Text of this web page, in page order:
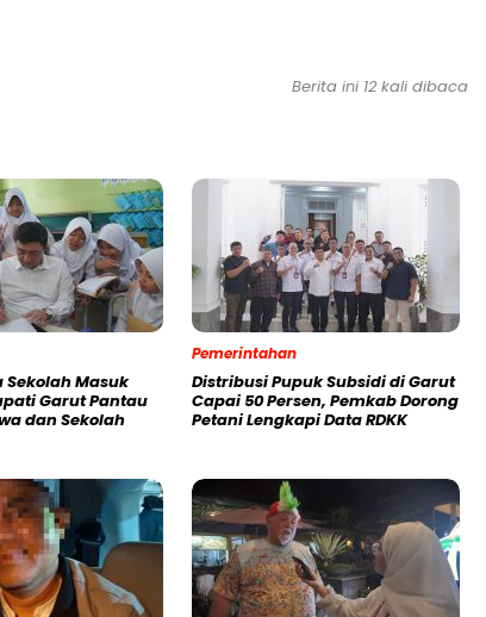
Berita ini 12 kali dibaca
Masuk
Garut Pantau
dan Sekolah
Pemerintahan
Distribusi Pupuk Subsidi di Garut
Capai 50 Persen, Pemkab Dorong
Petani Lengkapi Data RDKK